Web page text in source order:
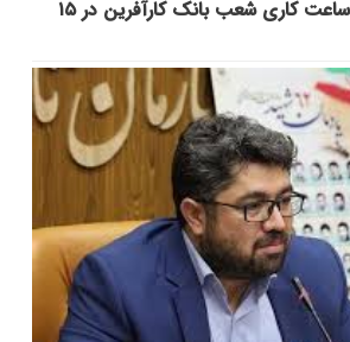
تغییر ساعت کاری شعب بانک کارآفرین در ۱۵